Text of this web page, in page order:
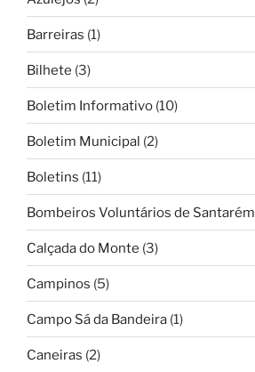
Barreiras (1)
Bilhete (3)
Boletim Informativo (10)
Boletim Municipal (2)
Boletins (11)
Bombeiros Voluntários de Santarém
Calçada do Monte (3)
Campinos (5)
Campo Sá da Bandeira (1)
Caneiras (2)